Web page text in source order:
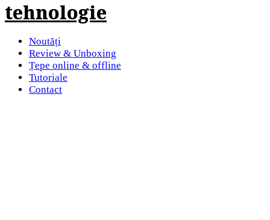
Noutăți
Review & Unboxing
Țepe online & offline
Tutoriale
Contact